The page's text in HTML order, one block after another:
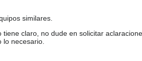
similares.
claro, no dude en solicitar
necesario.